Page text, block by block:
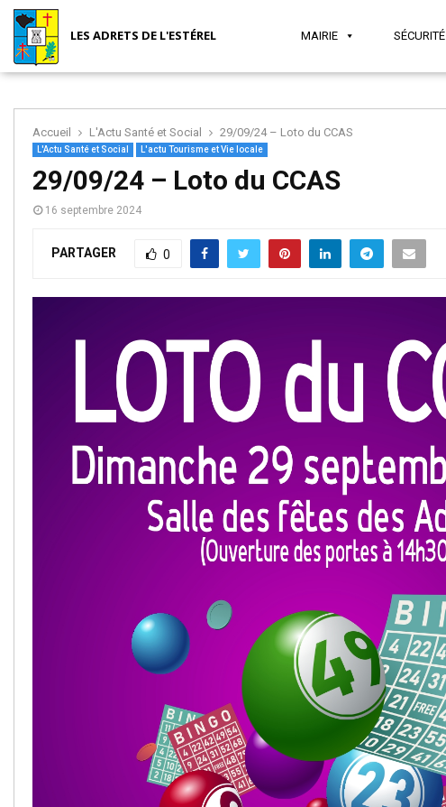
LES ADRETS DE L'ESTÉREL MAIRIE SÉCURITÉ
Accueil L'Actu Santé et Social 29/09/24 – Loto du CCAS
L'Actu Santé et Social L'actu Tourisme et Vie locale
29/09/24 – Loto du CCAS
16 septembre 2024
PARTAGER 0
MAIRIESÉCURITÉ JEUNESSESANTÉ
SOCIAL
ASSOCIATIONS
LOCALE